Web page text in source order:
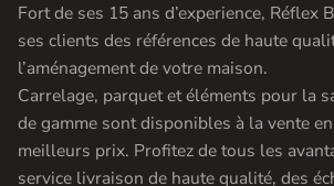
Fort de ses 15 ans d’experience, Réflex
ses clients des références de haute
l’aménagement de votre maison.
Carrelage, parquet et éléments pour la
de gamme sont disponibles à la vente
meilleurs prix. Profitez de tous les
service livraison de haute qualité, des